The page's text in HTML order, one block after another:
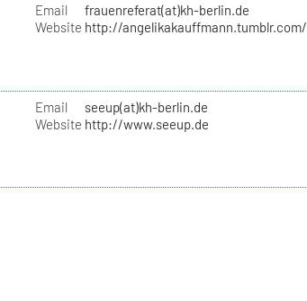
Email
frauenreferat(at)kh-berlin.de
Website http://angelikakauffmann.tumblr.com/
Email
seeup(at)kh-berlin.de
Website http://www.seeup.de